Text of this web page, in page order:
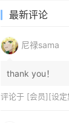
最新评论
尼禄sama
thank you！
评论于 [会员][设定集]